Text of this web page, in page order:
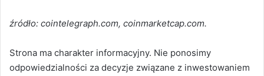
źródło: cointelegraph.com, coinmarketcap.com.
Strona ma charakter informacyjny. Nie ponosimy
odpowiedzialności za decyzje związane z inwestowaniem